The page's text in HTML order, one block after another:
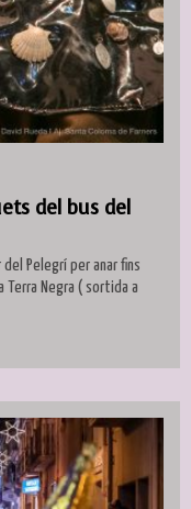
del bus del
Pelegrí per anar fins
Terra Negra ( sortida a